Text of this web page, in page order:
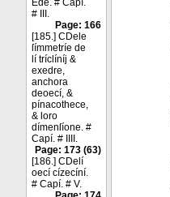
Ede. # Capí.
# III.
Page: 166
[185.] CDele
ſímmetríe de
lí tríclíníj &
exedre,
anchora
deoecí, &
pínacothece,
& loro
dímenſíone. #
Capí. # IIII.
Page: 173 (63)
[186.] CDelí
oecí cízecíní.
# Capí. # V.